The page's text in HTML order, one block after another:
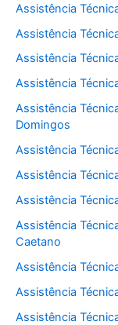
Assistência
Assistência
Assistência
Assistência
Assistência
Domingos
Assistência
Assistência
Assistência
Assistência
Caetano
Assistência
Assistência
Assistência